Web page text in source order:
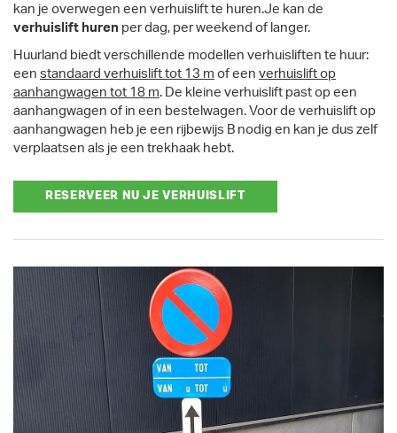
kan je overwegen een verhuislift te huren.Je kan de
verhuislift huren per dag, per weekend of langer.
Huurland biedt verschillende modellen verhuisliften te huur:
een standaard verhuislift tot 13 m of een verhuislift op
aanhangwagen tot 18 m. De kleine verhuislift past op een
aanhangwagen of in een bestelwagen. Voor de verhuislift op
aanhangwagen heb je een rijbewijs B nodig en kan je dus zelf
verplaatsen als je een trekhaak hebt.
RESERVEER NU JE VERHUISLIFT